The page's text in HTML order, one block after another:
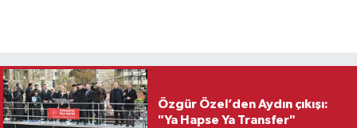
Özgür Özel’den Aydın çıkışı:
"Ya Hapse Ya Transfer"